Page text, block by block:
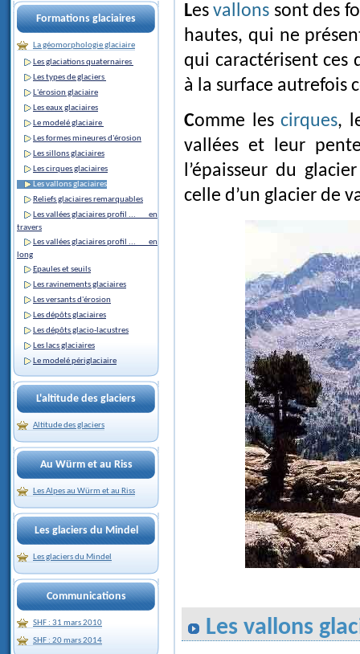
Formations glaciaires
La géomorphologie glaciaire
Les glaciations quaternaires
Les types de glaciers
L'érosion glaciaire
Les eaux glaciaires
Le modelé glaciaire
Les formes mineures d'érosion
Les sillons glaciaires
Les cirques glaciaires
Les vallons glaciaires
Reliefs glaciaires remarquables
Les vallées glaciaires profil ... en
travers
Les vallées glaciaires profil ... en
long
Epaules et seuils
Les ravinements glaciaires
Les versants d'érosion
Les dépôts glaciaires
Les dépôts glacio-lacustres
Les lacs glaciaires
Le modelé périglaciaire
L'altitude des glaciers
Altitude des glaciers
Au Würm et au Riss
Les Alpes au Würm et au Riss
Les glaciers du Mindel
Les glaciers du Mindel
Communications
SHF : 31 mars 2010
SHF : 20 mars 2014
Lesvallons sont des
hautes, qui ne
qui caractérisent ces
à la surface autrefois
Comme lescirques,
vallées et leur
l’épaisseur du
celle d’un glacier de
Les vallons